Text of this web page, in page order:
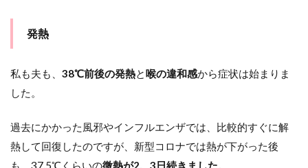
発熱
私も夫も、 38℃前後の発熱と喉の違和感から症状は始まりま
した。
過去にかかった風邪やインフルエンザでは、比較的すぐに解
熱して回復したのですが、新型コロナでは熱が下がった後
も、37.5℃くらいの微熱が2、3日続きました